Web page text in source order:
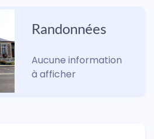
Randonnées
Aucune information
à afficher